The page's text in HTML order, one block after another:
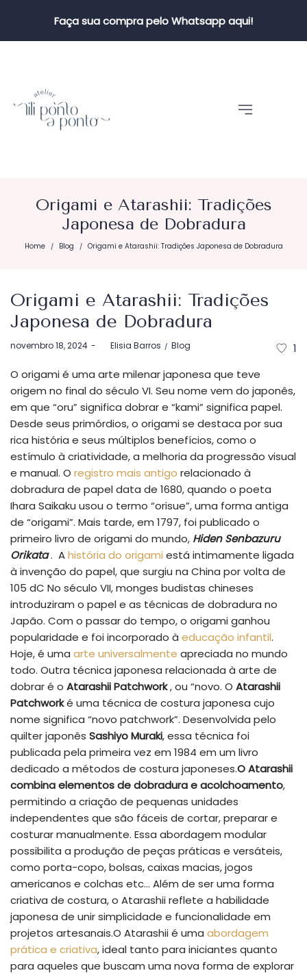
Faça sua compra pelo Whatsapp aqui!
Origami e Atarashii: Tradições
Japonesa de Dobradura
Home / Blog / Origami e Atarashii: Tradições Japonesa de Dobradura
Origami e Atarashii: Tradições
Japonesa de Dobradura
Postado
novembro 18, 2024 byElisia Barros
Postado
Blog
1
O origami é uma arte milenar japonesa que teve
origem no final do século VI. Seu nome vem do japonês,
em que “oru” significa dobrar e “kami” significa papel.
Desde seus primórdios, o origami se destaca por sua
rica história e seus múltiplos benefícios, como o
estímulo à criatividade, a melhoria da progressão visual
e manual. O registro mais antigo relacionado à
dobradura de papel data de 1680, quando o poeta
Ihara Saikaku usou o termo “orisue”, uma forma antiga
de “origami”. Mais tarde, em 1797, foi publicado o
primeiro livro de origami do mundo, Hiden Senbazuru
Orikata. Ahistória do origami está intimamente ligada
à invenção do papel, que surgiu na China por volta de
105 dC No século VII, monges budistas chineses
introduziram o papel e as técnicas de dobradura no
Japão. Com o passar do tempo, o origami ganhou
popularidade e foi incorporado à educação infantil.
Hoje, é uma arte universalmente apreciada no mundo
todo. Outra técnica japonesa relacionada à arte de
dobrar é o Atarashii Patchwork, ou “novo. O Atarashii
Patchworké uma técnica de costura japonesa cujo
nome significa “novo patchwork”. Desenvolvida pelo
quilter japonês Sashiyo Muraki, essa técnica foi
publicada pela primeira vez em 1984 em um livro
dedicado a métodos de costura japoneses.O Atarashii
combina elementos de dobradura e acolchoamento,
permitindo a criação de pequenas unidades
independentes que são fáceis de cortar, preparar e
costurar manualmente. Essa abordagem modular
possibilita a produção de peças práticas e versáteis,
como porta-copo, bolsas, caixas macias, jogos
americanos e colchas etc… Além de ser uma forma
criativa de costura, o Atarashii reflete a habilidade
japonesa de unir simplicidade e funcionalidade em
projetos artesanais.O Atarashii é uma abordagem
prática e criativa, ideal tanto para iniciantes quanto
para aqueles que buscam uma nova forma de explorar